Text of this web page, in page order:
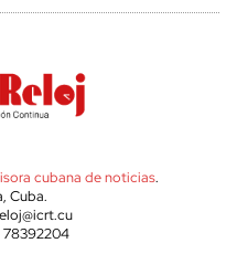
cubana de noticias.
Cuba.
78392204